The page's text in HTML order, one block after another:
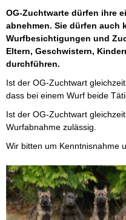
OG-Zuchtwarte dürfen ihre
abnehmen. Sie dürfen auch
Wurfbesichtigungen und
Eltern, Geschwistern,
durchführen.
Ist der OG-Zuchtwart
dass bei einem Wurf beide
Ist der OG-Zuchtwart
Wurfabnahme zulässig.
Wir bitten um Kenntnisnahme